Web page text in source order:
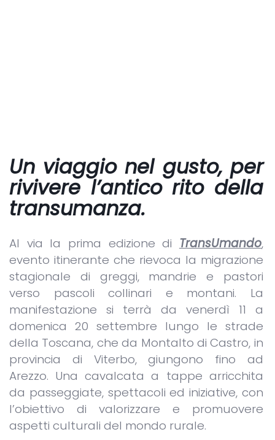
Un viaggio nel gusto, per
rivivere l’antico rito della
transumanza.
Al via la prima edizione di TransUmando,
evento itinerante che rievoca la migrazione
stagionale di greggi, mandrie e pastori
verso pascoli collinari e montani. La
manifestazione si terrà da venerdì 11 a
domenica 20 settembre lungo le strade
della Toscana, che da Montalto di Castro, in
provincia di Viterbo, giungono fino ad
Arezzo. Una cavalcata a tappe arricchita
da passeggiate, spettacoli ed iniziative, con
l’obiettivo di valorizzare e promuovere
aspetti culturali del mondo rurale.